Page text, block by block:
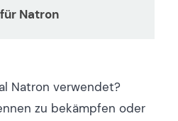
Natron
Natron verwendet?
zu bekämpfen oder